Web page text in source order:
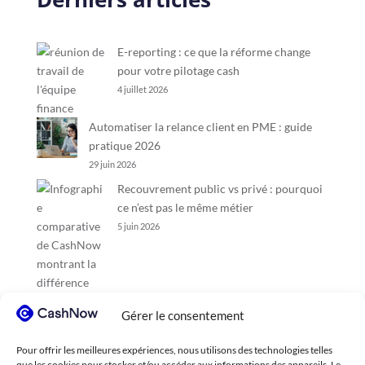
Gérer le consentement
Pour offrir les meilleures expériences, nous utilisons des technologies telles
E-reporting : ce que la réforme change
pour votre pilotage cash
4 juillet 2026
Automatiser la relance client en PME : guide
pratique 2026
29 juin 2026
Recouvrement public vs privé : pourquoi
ce n’est pas le même métier
5 juin 2026